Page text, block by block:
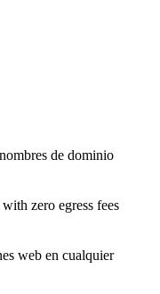
de dominio
zero egress fees
web en cualquier